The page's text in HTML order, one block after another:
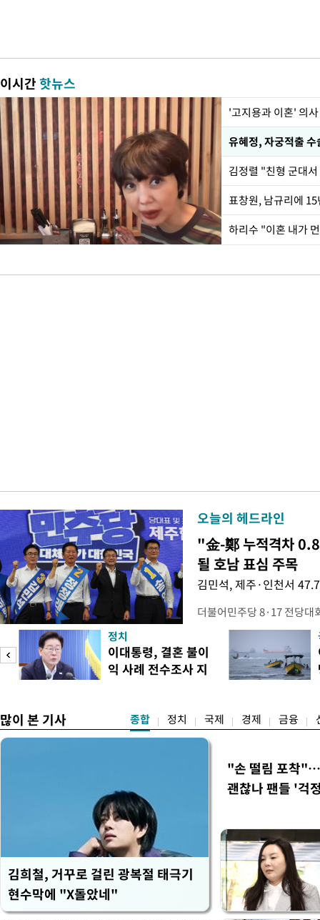
이시간핫뉴스
'고지용과 이혼' 의
유혜정, 자궁적출
김정렬 "친형 군대
하리수 "이혼 내가
오늘의 헤드라인
"金-鄭 누적격차
될 호남 표심 주목
김민석, 제주·인천서
더불어민주당 8·17 전당대
보가 8일 제주·인천 지역
다. 앞서 정청래 후보 우세
·울산·경남 경선에서 1승
제주·인천 경선에서 이기
정치
이대통령, 결혼 불이
익 사례 전수조사 지
많이 본 기사 종합 정치 국제 경제 금융
김희철, 거꾸로 걸린 광복절 태극기
현수막에 "X돌았네"
"손 떨림 포착
괜찮나 팬들 '걱